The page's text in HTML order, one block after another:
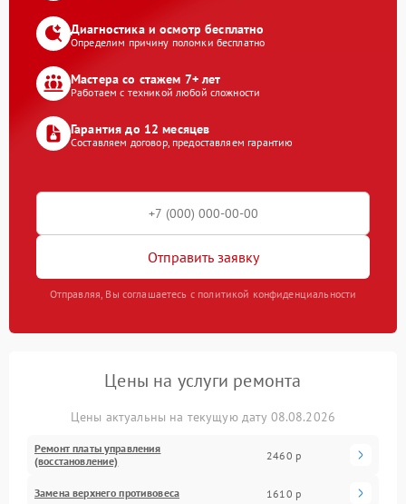
Диагностика и осмотр бесплатно
Определим причину поломки бесплатно
Мастера со стажем 7+ лет
Работаем с техникой любой сложности
Гарантия до 12 месяцев
Составляем договор, предоставляем гарантию
Отправить заявку
Отправляя, Вы соглашаетесь с политикой конфиденциальности
Цены на услуги ремонта
Цены актуальны на текущую дату 08.08.2026
Ремонт платы управления
(восстановление)
2460 р
Замена верхнего противовеса 1610 р